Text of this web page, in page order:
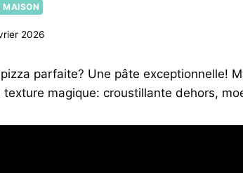
MAISON
2026
pizza parfaite? Une pâte exceptionnelle!
magique: croustillante dehors,